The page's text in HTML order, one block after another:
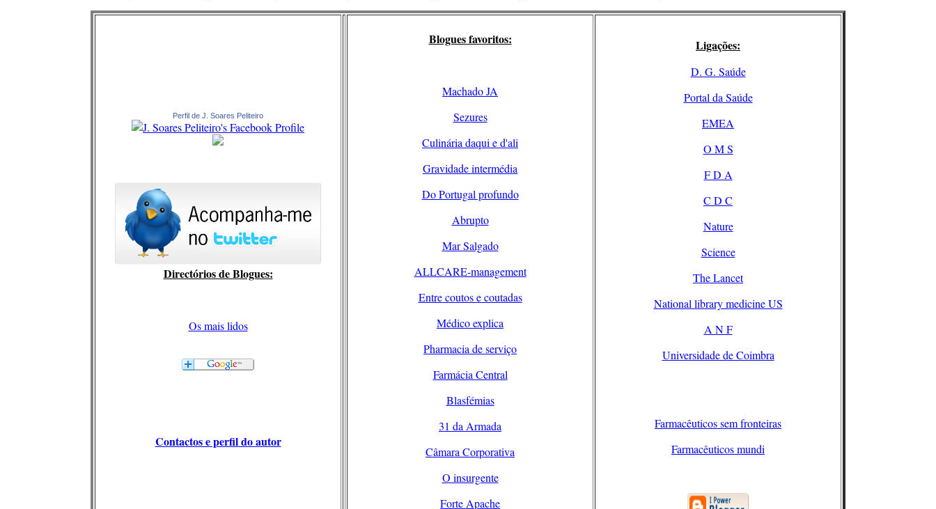
Perfil de J. Soares Peliteiro
Directórios de Blogues:
Os mais lidos
Contactos e perfil do autor
Blogues favoritos:
Machado JA
Sezures
Culinária daqui e d'ali
Gravidade intermédia
Do Portugal profundo
Abrupto
Mar Salgado
ALLCARE-management
Entre coutos e coutadas
Médico explica
Pharmacia de serviço
Farmácia Central
Blasfémias
31 da Armada
Câmara Corporativa
O insurgente
Forte Apache
Ligações:
D. G. Saúde
Portal da Saúde
EMEA
O M S
F D A
C D C
Nature
Science
The Lancet
National library medicine US
A N F
Universidade de Coimbra
Farmacêuticos sem fronteiras
Farmacêuticos mundi